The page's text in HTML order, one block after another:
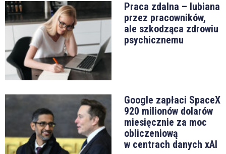
Praca zdalna – lubiana
przez pracowników,
ale szkodząca zdrowiu
psychicznemu
Google zapłaci SpaceX
920 milionów dolarów
miesięcznie za moc
obliczeniową
w centrach danych xAI